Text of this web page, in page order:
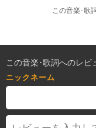
この音楽･歌
この音楽･歌詞へのレビ
ニックネーム